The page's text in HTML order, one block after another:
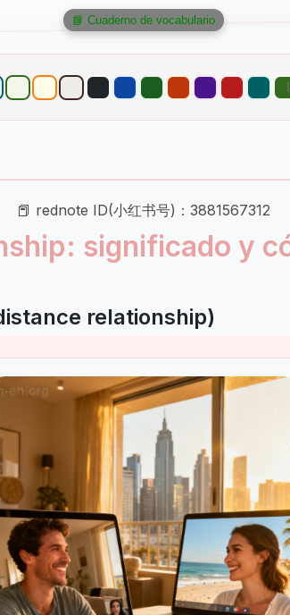
📕 rednote ID(小红书号)：3881567312
significado y
relationship)
📘 Cuaderno de vocabulario